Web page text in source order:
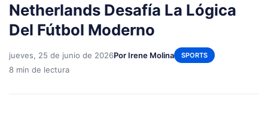
Netherlands Desafía La Lógica
Del Fútbol Moderno
jueves, 25 de junio de 2026Por Irene Molina SPORTS
8 min de lectura